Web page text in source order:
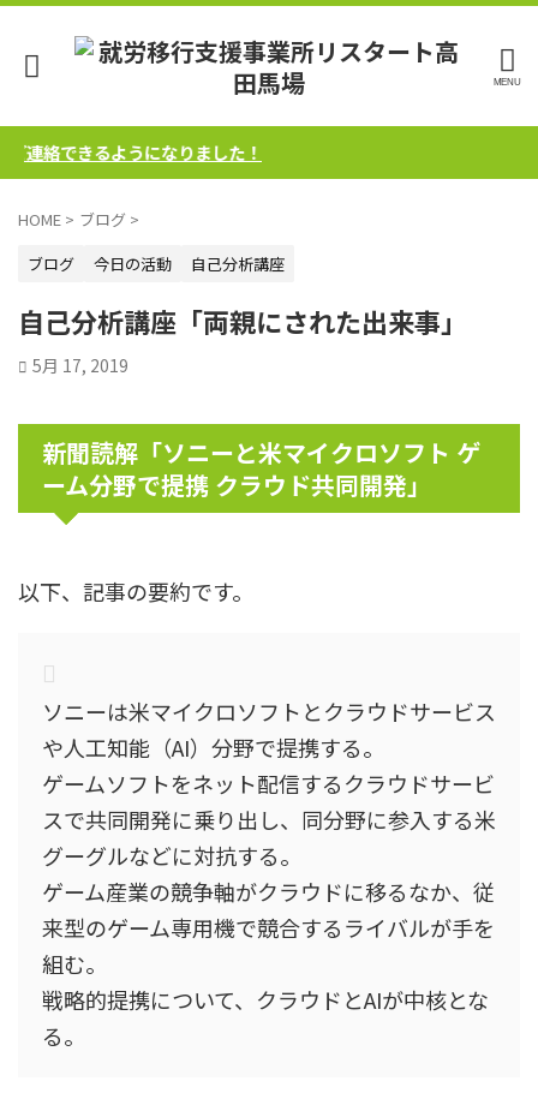
できるようになりました！
HOME > ブログ >
ブログ
今日の活動 自己分析講座
自己分析講座「両親にされた出来事」
5月 17, 2019
新聞読解「ソニーと米マイクロソフト ゲ
ーム分野で提携 クラウド共同開発」
以下、記事の要約です。
ソニーは米マイクロソフトとクラウドサービス
や人工知能（AI）分野で提携する。
ゲームソフトをネット配信するクラウドサービ
スで共同開発に乗り出し、同分野に参入する米
グーグルなどに対抗する。
ゲーム産業の競争軸がクラウドに移るなか、従
来型のゲーム専用機で競合するライバルが手を
組む。
戦略的提携について、クラウドとAIが中核とな
る。